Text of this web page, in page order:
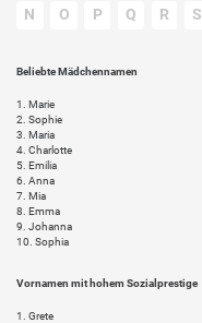
N O P Q R S
Beliebte Mädchennamen
1.
Marie
2. Sophie
3. Maria
4. Charlotte
5. Emilia
6. Anna
7. Mia
8. Emma
9. Johanna
10. Sophia
Vornamen mit hohem Sozialprestige
1.
Grete